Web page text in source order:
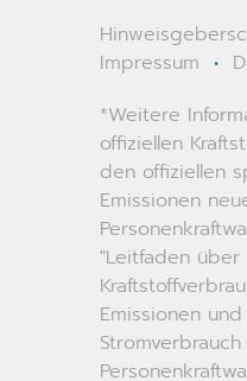
Impressum •
*Weitere
offiziellen
den offiziellen
Emissionen
"Leitfaden
Emissionen